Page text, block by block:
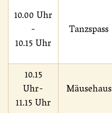
10.00Uhr
-
10.15Uhr
Tanzspass
10.15
Uhr-
11.15 Uhr
Mäusehaus